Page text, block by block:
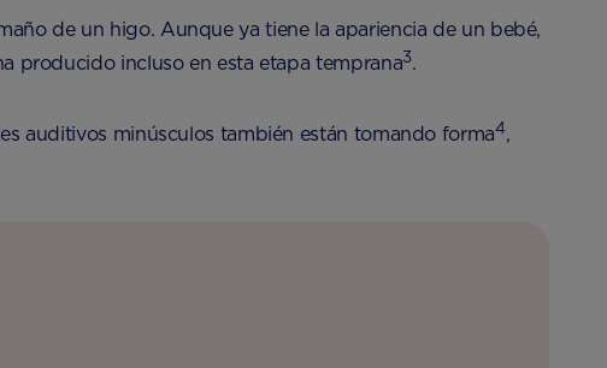
de un higo. Aunque ya tiene la apariencia de un bebé,
producido incluso en esta etapa temprana3.
auditivos minúsculos también están tomando forma4,